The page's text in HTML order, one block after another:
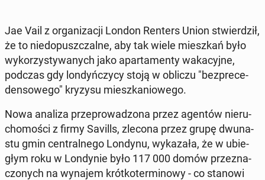
Jae Vail z or­ga­ni­za­cji London Renters Union stwier­dził,
że to nie­do­pusz­czal­ne, aby tak wiele miesz­kań było
wy­ko­rzy­sty­wa­nych jako apar­ta­men­ty wa­ka­cyj­ne,
podczas gdy lon­dyń­czy­cy stoją w obliczu "bez­pre­ce­
den­so­we­go" kryzysu miesz­ka­nio­we­go.
Nowa analiza prze­pro­wa­dzo­na przez agentów nie­ru­
cho­mo­ści z firmy Savills, zlecona przez grupę dwu­na­
stu gmin cen­tral­ne­go Londynu, wy­ka­za­ła, że w ubie­
głym roku w Lon­dy­nie było 117 000 domów prze­zna­
czo­nych na wynajem krót­ko­ter­mi­no­wy - co stanowi